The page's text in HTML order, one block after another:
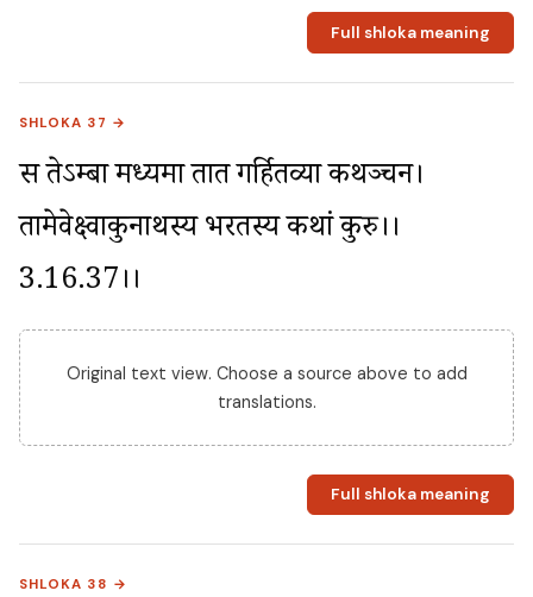
Full shloka meaning
SHLOKA 37 →
स तेऽम्बा मध्यमा तात गर्हितव्या कथञ्चन।
तामेवेक्ष्वाकुनाथस्य भरतस्य कथां कुरु।।
3.16.37।।
Original text view. Choose a source above to add
translations.
Full shloka meaning
SHLOKA 38 →